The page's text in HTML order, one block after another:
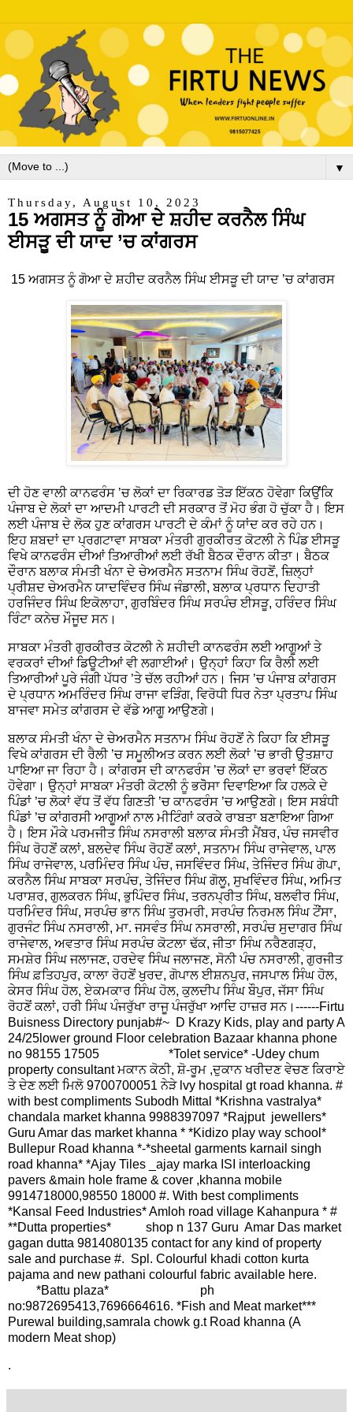
▼
Thursday, August 10, 2023
15 ਅਗਸਤ ਨੂੰ ਗੋਆ ਦੇ ਸ਼ਹੀਦ ਕਰਨੈਲ ਸਿੰਘ
ਈਸੜੂ ਦੀ ਯਾਦ ’ਚ ਕਾਂਗਰਸ
15 ਅਗਸਤ ਨੂੰ ਗੋਆ ਦੇ ਸ਼ਹੀਦ ਕਰਨੈਲ ਸਿੰਘ ਈਸੜੂ ਦੀ ਯਾਦ ’ਚ ਕਾਂਗਰਸ
ਦੀ ਹੋਣ ਵਾਲੀ ਕਾਨਫਰੰਸ ’ਚ ਲੋਕਾਂ ਦਾ ਰਿਕਾਰਡ ਤੋੜ ਇੱਕਠ ਹੋਵੇਗਾ ਕਿਉਂਂਕਿ
ਪੰਜਾਬ ਦੇ ਲੋਕਾਂ ਦਾ ਆਦਮੀ ਪਾਰਟੀ ਦੀ ਸਰਕਾਰ ਤੋਂ ਮੋਹ ਭੰਗ ਹੋ ਚੁੱਕਾ ਹੈ। ਇਸ
ਲਈ ਪੰਜਾਬ ਦੇ ਲੋਕ ਹੁਣ ਕਾਂਗਰਸ ਪਾਰਟੀ ਦੇ ਕੰਮਾਂ ਨੂੰ ਯਾਂਦ ਕਰ ਰਹੇ ਹਨ।
ਇਹ ਸ਼ਬਦਾਂ ਦਾ ਪ੍ਰਗਟਾਵਾ ਸਾਬਕਾ ਮੰਤਰੀ ਗੁਰਕੀਰਤ ਕੋਟਲੀ ਨੇ ਪਿੰਡ ਈਸੜੂ
ਵਿਖੇ ਕਾਨਫਰੰਸ ਦੀਆਂ ਤਿਆਰੀਆਂ ਲਈ ਰੱਖੀ ਬੈਠਕ ਦੌਰਾਨ ਕੀਤਾ। ਬੈਠਕ
ਦੌਰਾਨ ਬਲਾਕ ਸੰਮਤੀ ਖੰਨਾ ਦੇ ਚੇਅਰਮੈਨ ਸਤਨਾਮ ਸਿੰਘ ਰੋਹਣੋਂ, ਜ਼ਿਲ੍ਹਾਂ
ਪ੍ਰੀਸ਼ਦ ਚੇਅਰਮੈਨ ਯਾਦਵਿੰਦਰ ਸਿੰਘ ਜੰਡਾਲੀ, ਬਲਾਕ ਪ੍ਰਧਾਨ ਦਿਹਾਤੀ
ਹਰਜਿੰਦਰ ਸਿੰਘ ਇਕੋਲਾਹਾ, ਗੁਰਬਿੰਦਰ ਸਿੰਘ ਸਰਪੰਚ ਈਸੜੂ, ਹਰਿੰਦਰ ਸਿੰਘ
ਰਿੰਟਾ ਕਨੇਚ ਮੌਜੂਦ ਸਨ।
ਸਾਬਕਾ ਮੰਤਰੀ ਗੁਰਕੀਰਤ ਕੋਟਲੀ ਨੇ ਸ਼ਹੀਦੀ ਕਾਨਫਰੰਸ ਲਈ ਆਗੂਆਂ ਤੇ
ਵਰਕਰਾਂ ਦੀਆਂ ਡਿਊਟੀਆਂ ਵੀ ਲਗਾਈਆਂ। ਉਨ੍ਹਾਂ ਕਿਹਾ ਕਿ ਰੈਲੀ ਲਈ
ਤਿਆਰੀਆਂ ਪੂਰੇ ਜੰਗੀ ਪੱਧਰ ’ਤੇ ਚੱਲ ਰਹੀਆਂ ਹਨ। ਜਿਸ ’ਚ ਪੰਜਾਬ ਕਾਂਗਰਸ
ਦੇ ਪ੍ਰਧਾਨ ਅਮਰਿੰਦਰ ਸਿੰਘ ਰਾਜਾ ਵੜਿੰਗ, ਵਿਰੋਧੀ ਧਿਰ ਨੇਤਾ ਪ੍ਰਤਾਪ ਸਿੰਘ
ਬਾਜਵਾ ਸਮੇਤ ਕਾਂਗਰਸ ਦੇ ਵੱਡੇ ਆਗੂ ਆਉਣਗੇ।
ਬਲਾਕ ਸੰਮਤੀ ਖੰਨਾ ਦੇ ਚੇਅਰਮੈਨ ਸਤਨਾਮ ਸਿੰਘ ਰੋਹਣੋਂ ਨੇ ਕਿਹਾ ਕਿ ਈਸੜੂ
ਵਿਖੇ ਕਾਂਗਰਸ ਦੀ ਰੈਲੀ ’ਚ ਸਮੂਲੀਅਤ ਕਰਨ ਲਈ ਲੋਕਾਂ ’ਚ ਭਾਰੀ ਉਤਸ਼ਾਹ
ਪਾਇਆ ਜਾ ਰਿਹਾ ਹੈ। ਕਾਂਗਰਸ ਦੀ ਕਾਨਫਰੰਸ ’ਚ ਲੋਕਾਂ ਦਾ ਭਰਵਾਂ ਇੱਕਠ
ਹੋਵੇਗਾ। ਉਨ੍ਹਾਂ ਸਾਬਕਾ ਮੰਤਰੀ ਕੋਟਲੀ ਨੂੰ ਭਰੋੋਸਾ ਦਿਵਾਇਆ ਕਿ ਹਲਕੇ ਦੇ
ਪਿੰਡਾਂ ’ਚ ਲੋਕਾਂ ਵੱਧ ਤੋਂ ਵੱਧ ਗਿਣਤੀ ’ਚ ਕਾਨਫਰੰਸ ’ਚ ਆਉਣਗੇ। ਇਸ ਸਬੰਧੀ
ਪਿੰਡਾਂ ’ਚ ਕਾਂਗਰਸੀ ਆਗੂਆਂ ਨਾਲ ਮੀਟਿੰਗਾਂ ਕਰਕੇ ਰਾਬਤਾ ਬਣਾਇਆ ਗਿਆ
ਹੈ। ਇਸ ਮੌਕੇ ਪਰਮਜੀਤ ਸਿੰਘ ਨਸਰਾਲੀ ਬਲਾਕ ਸੰਮਤੀ ਮੈਂਬਰ, ਪੰਚ ਜਸਵੀਰ
ਸਿੰਘ ਰੋਹਣੋਂ ਕਲਾਂ, ਬਲਦੇਵ ਸਿੰਘ ਰੋਹਣੋਂ ਕਲਾਂ, ਸਤਨਾਮ ਸਿੰਘ ਰਾਜੇਵਾਲ, ਪਾਲ
ਸਿੰਘ ਰਾਜੇਵਾਲ, ਪਰਮਿੰਦਰ ਸਿੰਘ ਪੰਚ, ਜਸਵਿੰਦਰ ਸਿੰਘ, ਤੇਜਿੰਦਰ ਸਿੰਘ ਗੋਪਾ,
ਕਰਨੈਲ ਸਿੰਘ ਸਾਬਕਾ ਸਰਪੰਚ, ਤੇਜਿੰਦਰ ਸਿੰਘ ਗੋਲੂ, ਸੁਖਵਿੰਦਰ ਸਿੰਘ, ਅਮਿਤ
ਪਰਾਸ਼ਰ, ਗੁਲਕਰਨ ਸਿੰਘ, ਭੁਪਿੰਦਰ ਸਿੰਘ, ਤਰਨਪ੍ਰੀਤ ਸਿੰਘ, ਬਲਵੀਰ ਸਿੰਘ,
ਧਰਮਿੰਦਰ ਸਿੰਘ, ਸਰਪੰਚ ਭਾਨ ਸਿੰਘ ਤੁਰਮਰੀ, ਸਰਪੰਚ ਨਿਰਮਲ ਸਿੰਘ ਟੌਂਸਾ,
ਗੁਰਜੰਟ ਸਿੰਘ ਨਸਰਾਲੀ, ਮਾ. ਜਸਵੰਤ ਸਿੰਘ ਨਸਰਾਲੀ, ਸਰਪੰਚ ਸੁਦਾਗਰ ਸਿੰਘ
ਰਾਜੇਵਾਲ, ਅਵਤਾਰ ਸਿੰਘ ਸਰਪੰਚ ਕੋਟਲਾ ਢੱਕ, ਜੀਤਾ ਸਿੰਘ ਨਰੈਣਗੜ੍ਹ,
ਸਮਸ਼ੇਰ ਸਿੰਘ ਜਲਾਜਣ, ਹਰਦੇਵ ਸਿੰਘ ਜਲਾਜਣ, ਸੋਨੀ ਪੰਚ ਨਸਰਾਲੀ, ਗੁਰਜੀਤ
ਸਿੰਘ ਫ਼ਤਿਹਪੁਰ, ਕਾਲਾ ਰੋਹਣੋਂ ਖੁਰਦ, ਗੋਪਾਲ ਈਸ਼ਨਪੁਰ, ਜਸਪਾਲ ਸਿੰਘ ਹੋਲ,
ਕੇਸਰ ਸਿੰਘ ਹੋਲ, ਏਕਮਕਾਰ ਸਿੰਘ ਹੋਲ, ਕੁਲਦੀਪ ਸਿੰਘ ਬੌਪੁਰ, ਜੱਸਾ ਸਿੰਘ
ਰੋਹਣੋਂ ਕਲਾਂ, ਹਰੀ ਸਿੰਘ ਪੰਜਰੁੱਖਾ ਰਾਜੂ ਪੰਜਰੁੱਖਾ ਆਦਿ ਹਾਜ਼ਰ ਸਨ।------Firtu
Buisness Directory punjab#~ D Krazy Kids, play and party A
24/25lower ground Floor celebration Bazaar khanna phone
no 98155 17505 *Tolet service* -Udey chum
property consultant ਮਕਾਨ ਕੋਠੀ, ਸ਼ੋ-ਰੂਮ ,ਦੁਕਾਨ ਖਰੀਦਣ ਵੇਚਣ ਕਿਰਾਏ
ਤੇ ਦੇਣ ਲਈ ਮਿਲੋ 9700700051 ਨੇੜੇ lvy hospital gt road khanna. #
with best compliments Subodh Mittal *Krishna vastralya*
chandala market khanna 9988397097 *Rajput jewellers*
Guru Amar das market khanna * *Kidizo play way school*
Bullepur Road khanna *-*sheetal garments karnail singh
road khanna* *Ajay Tiles _ajay marka ISI interloacking
pavers &main hole frame & cover ,khanna mobile
9914718000,98550 18000 #. With best compliments
*Kansal Feed Industries* Amloh road village Kahanpura * #
**Dutta properties* shop n 137 Guru Amar Das market
gagan dutta 9814080135 contact for any kind of property
sale and purchase #. Spl. Colourful khadi cotton kurta
pajama and new pathani colourful fabric available here.
*Battu plaza* ph
no:9872695413,7696664616. *Fish and Meat market***
Purewal building,samrala chowk g.t Road khanna (A
modern Meat shop)
.